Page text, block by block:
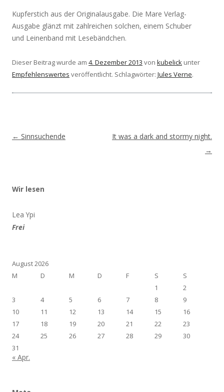
Kupferstich aus der Originalausgabe. Die Mare Verlag-
Ausgabe glänzt mit zahlreichen solchen, einem Schuber
und Leinenband mit Lesebändchen.
Dieser Beitrag wurde am 4. Dezember 2013 von kubelick unter
Empfehlenswertes veröffentlicht. Schlagwörter: Jules Verne.
Beitragsnavigation
← Sinnsuchende
It was a dark and stormy night.
→
Wir lesen
Lea Ypi
Frei
August 2026
M
D M D F S
S
1
2
3
4 5 6 7 8
9
10
11 12 13 14 15
16
17
18 19 20 21 22
23
24
25 26 27 28 29
30
31
« Apr.